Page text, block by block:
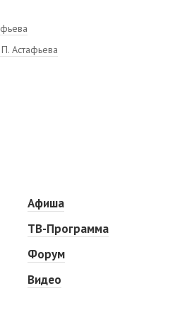
Астафьева
Афиша
ТВ-Программа
Форум
Видео